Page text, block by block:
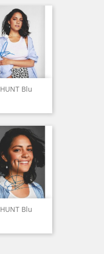
HUNT Blu
HUNT Blu